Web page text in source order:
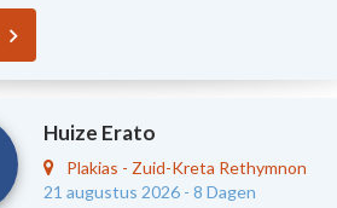
Huize Erato
Plakias - Zuid-Kreta Rethymnon
21 augustus 2026 -8 Dagen